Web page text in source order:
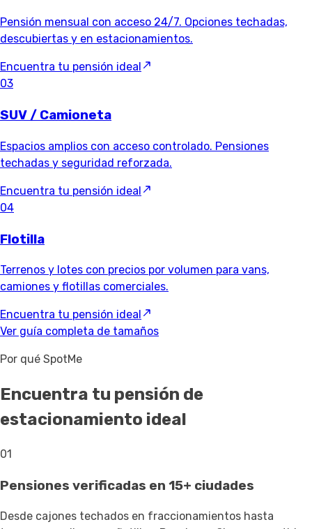
Pensión mensual con acceso 24/7. Opciones techadas,
descubiertas y en estacionamientos.
Encuentra tu pensión ideal
03
SUV / Camioneta
Espacios amplios con acceso controlado. Pensiones
techadas y seguridad reforzada.
Encuentra tu pensión ideal
04
Flotilla
Terrenos y lotes con precios por volumen para vans,
camiones y flotillas comerciales.
Encuentra tu pensión ideal
Ver guía completa de tamaños
Por qué SpotMe
Encuentra tu pensión de
estacionamiento ideal
01
Pensiones verificadas en 15+ ciudades
Desde cajones techados en fraccionamientos hasta